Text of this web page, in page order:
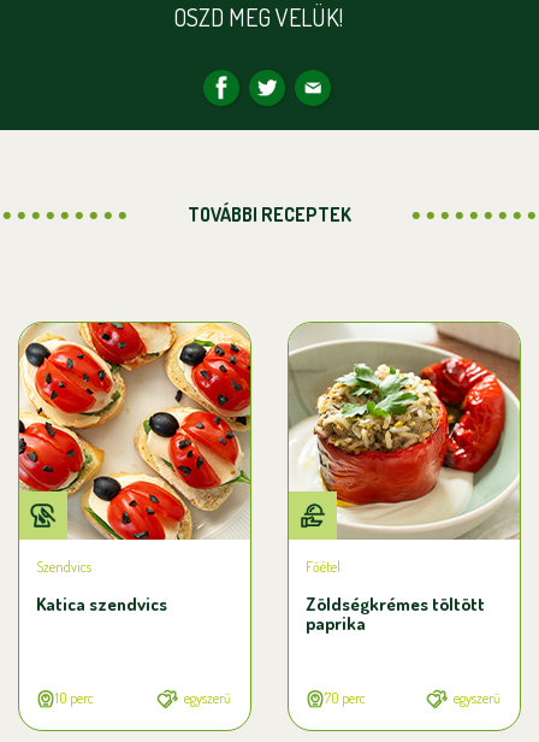
OSZD MEG VELÜK!
TOVÁBBI RECEPTEK
Szendvics
Katica szendvics
10 perc egyszerű
Főétel
Zöldségkrémes töltött
paprika
70 perc egyszerű